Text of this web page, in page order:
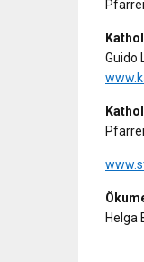
Guido
Helga